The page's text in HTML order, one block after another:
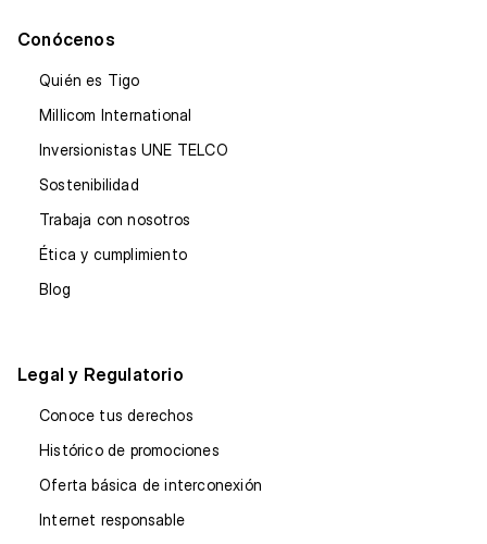
Conócenos
Quién es Tigo
Millicom International
Inversionistas UNE TELCO
Sostenibilidad
Trabaja con nosotros
Ética y cumplimiento
Blog
Legal y Regulatorio
Conoce tus derechos
Histórico de promociones
Oferta básica de interconexión
Internet responsable